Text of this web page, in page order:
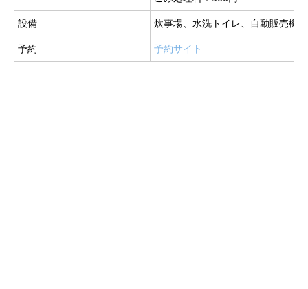
設備
炊事場、水洗トイレ、自動販売機
予約
予約サイト